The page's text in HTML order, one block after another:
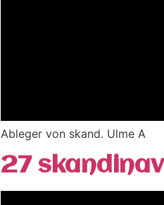
Ableger von skand. Ulme A
27